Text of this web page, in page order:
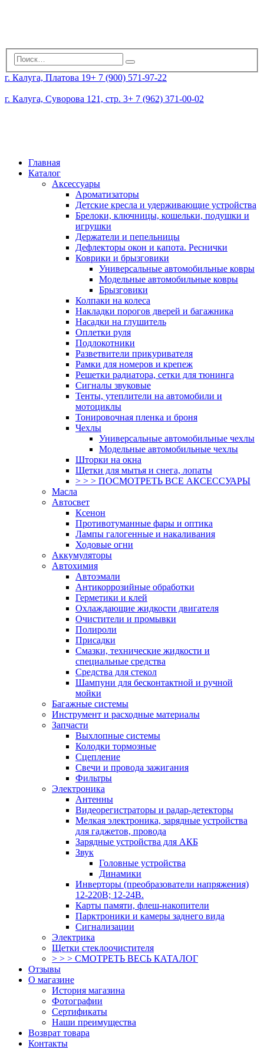
г. Калуга, Платова 19+ 7 (900) 571-97-22
г. Калуга, Суворова 121, стр. 3+ 7 (962) 371-00-02
Главная
Каталог
Аксессуары
Ароматизаторы
Детские кресла и удерживающие устройства
Брелоки, ключницы, кошельки, подушки и
игрушки
Держатели и пепельницы
Дефлекторы окон и капота. Реснички
Коврики и брызговики
Универсальные автомобильные ковры
Модельные автомобильные ковры
Брызговики
Колпаки на колеса
Накладки порогов дверей и багажника
Насадки на глушитель
Оплетки руля
Подлокотники
Разветвители прикуривателя
Рамки для номеров и крепеж
Решетки радиатора, сетки для тюнинга
Сигналы звуковые
Тенты, утеплители на автомобили и
мотоциклы
Тонировочная пленка и броня
Чехлы
Универсальные автомобильные чехлы
Модельные автомобильные чехлы
Шторки на окна
Щетки для мытья и снега, лопаты
> > > ПОСМОТРЕТЬ ВСЕ АКСЕССУАРЫ
Масла
Автосвет
Ксенон
Противотуманные фары и оптика
Лампы галогенные и накаливания
Ходовые огни
Аккумуляторы
Автохимия
Автоэмали
Антикоррозийные обработки
Герметики и клей
Охлаждающие жидкости двигателя
Очистители и промывки
Полироли
Присадки
Смазки, технические жидкости и
специальные средства
Средства для стекол
Шампуни для бесконтактной и ручной
мойки
Багажные системы
Инструмент и расходные материалы
Запчасти
Выхлопные системы
Колодки тормозные
Сцепление
Свечи и провода зажигания
Фильтры
Электроника
Антенны
Видеорегистраторы и радар-детекторы
Мелкая электроника, зарядные устройства
для гаджетов, провода
Зарядные устройства для АКБ
Звук
Головные устройства
Динамики
Инверторы (преобразователи напряжения)
12-220В; 12-24В.
Карты памяти, флеш-накопители
Парктроники и камеры заднего вида
Сигнализации
Электрика
Щетки стеклоочистителя
> > > СМОТРЕТЬ ВЕСЬ КАТАЛОГ
Отзывы
О магазине
История магазина
Фотографии
Сертификаты
Наши преимущества
Возврат товара
Контакты